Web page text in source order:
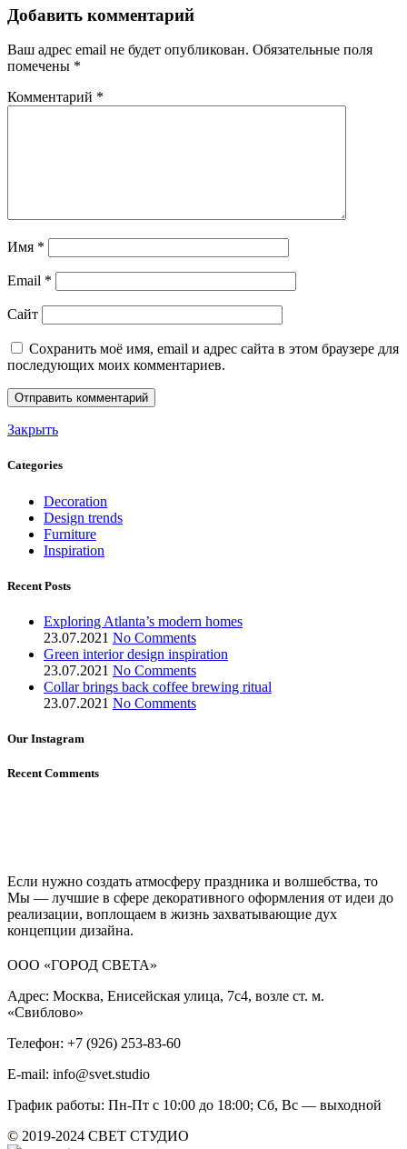
Добавить комментарий
Ваш адрес email не будет опубликован. Обязательные поля
помечены *
Комментарий *
Имя *
Email *
Сайт
Сохранить моё имя, email и адрес сайта в этом браузере для
последующих моих комментариев.
Закрыть
Categories
Decoration
Design trends
Furniture
Inspiration
Recent Posts
Exploring Atlanta’s modern homes
23.07.2021 No Comments
Green interior design inspiration
23.07.2021 No Comments
Collar brings back coffee brewing ritual
23.07.2021 No Comments
Our Instagram
Recent Comments
Если нужно создать атмосферу праздника и волшебства, то
Мы — лучшие в сфере декоративного оформления от идеи до
реализации, воплощаем в жизнь захватывающие дух
концепции дизайна.
ООО «ГОРОД СВЕТА»
Адрес: Москва, Енисейская улица, 7с4, возле ст. м.
«Свиблово»
Телефон: +7 (926) 253-83-60
E-mail: info@svet.studio
График работы: Пн-Пт с 10:00 до 18:00; Сб, Вс — выходной
© 2019-2024 СВЕТ СТУДИО